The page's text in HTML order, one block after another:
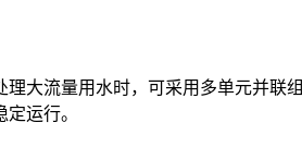
大流量用水时，可采用多单元并联
运行。